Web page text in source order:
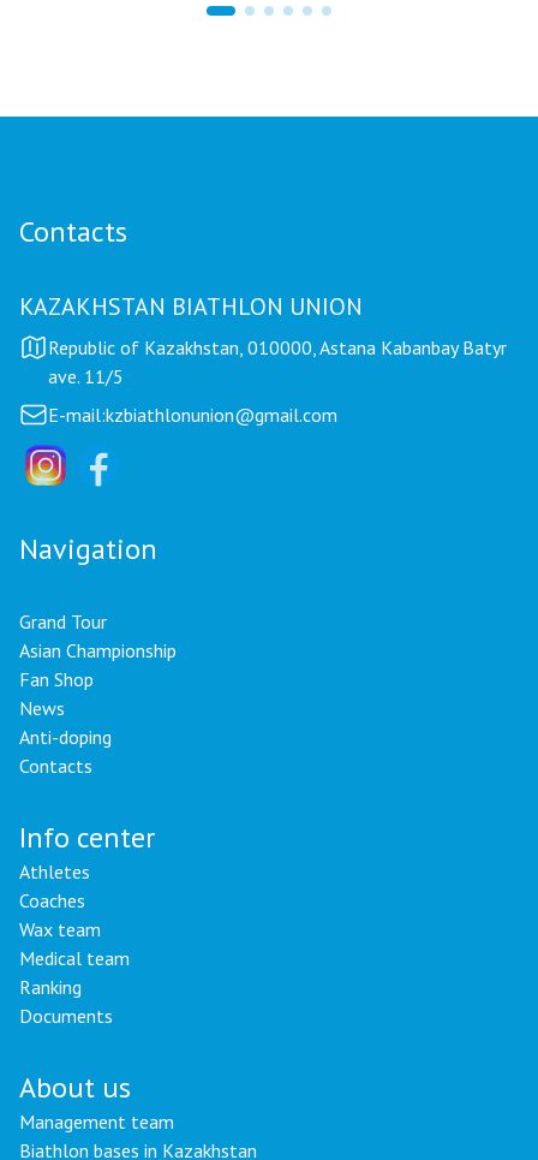
Contacts
KAZAKHSTAN BIATHLON UNION
Republic of Kazakhstan, 010000, Astana Kabanbay Batyr
ave. 11/5
E-mail:kzbiathlonunion@gmail.com
Navigation
Grand Tour
Asian Championship
Fan Shop
News
Anti-doping
Contacts
Info center
Athletes
Coaches
Wax team
Medical team
Ranking
Documents
About us
Management team
Biathlon bases in Kazakhstan